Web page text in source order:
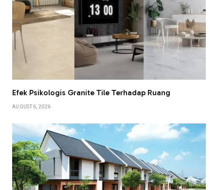
Efek Psikologis Granite Tile Terhadap Ruang
AUGUST 6, 2026